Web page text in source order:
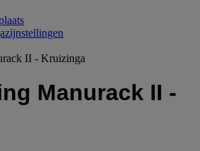
II - Kruizinga
Manurack II -